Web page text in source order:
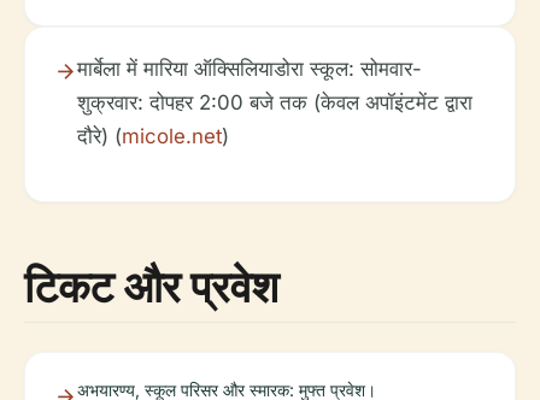
मार्बेला में मारिया ऑक्सिलियाडोरा स्कूल: सोमवार-
शुक्रवार: दोपहर 2:00 बजे तक (केवल अपॉइंटमेंट द्वारा
दौरे) (micole.net)
टिकट और प्रवेश
अभयारण्य, स्कूल परिसर और स्मारक: मुफ्त प्रवेश।